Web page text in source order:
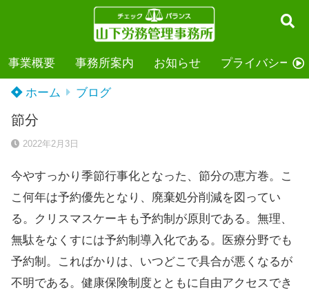
事業概要 事務所案内 お知らせ プライバシーポ
ホーム ブログ
節分
2022年2月3日
今やすっかり季節行事化となった、節分の恵方巻。こ
こ何年は予約優先となり、廃棄処分削減を図ってい
る。クリスマスケーキも予約制が原則である。無理、
無駄をなくすには予約制導入化である。医療分野でも
予約制。こればかりは、いつどこで具合が悪くなるが
不明である。健康保険制度とともに自由アクセスでき